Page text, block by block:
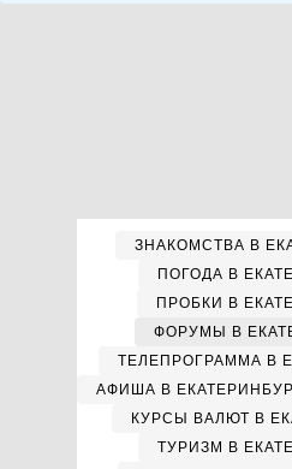
ЗНАКОМСТВА В
ПОГОДА В
ПРОБКИ В
ФОРУМЫ В
ТЕЛЕПРОГРАММА В
АФИША В
КУРСЫ ВАЛЮТ В
ТУРИЗМ В